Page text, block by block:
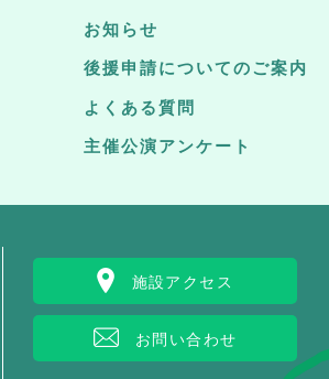
お知らせ
後援申請についてのご案内
よくある質問
主催公演アンケート
施設アクセス
お問い合わせ